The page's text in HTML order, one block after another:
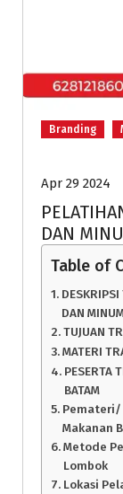
Branding
Apr 29 2024
DAN
Table of
DAN
TUJUAN
MATERI
PESERTA
BATAM
Pemateri/
Makanan
Metode
Lombok
Lokasi